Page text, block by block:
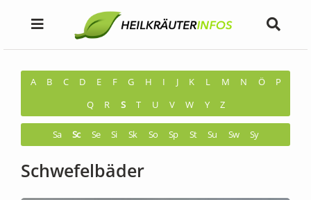
A B C D E F G H I J K L M N Ö
P
Q
R S T U V W Y Z
Sa Sc Se Si Sk So Sp St Su Sw Sy
Schwefelbäder